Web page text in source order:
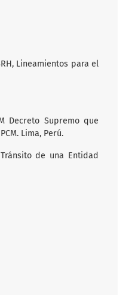
Lineamientos para el
Decreto Supremo que
Lima, Perú.
Tránsito de una Entidad